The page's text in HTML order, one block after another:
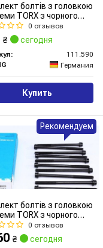
болтів з головкою
TORX з чорного
0 отзывов
₴ сегодня
111.590
Германия
Купить
болтів з головкою
TORX з чорного
0 отзывов
₴ сегодня
Рекомендуем